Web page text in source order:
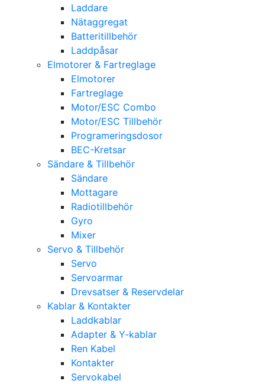
Laddare
Nätaggregat
Batteritillbehör
Laddpåsar
Elmotorer & Fartreglage
Elmotorer
Fartreglage
Motor/ESC Combo
Motor/ESC Tillbehör
Programeringsdosor
BEC-Kretsar
Sändare & Tillbehör
Sändare
Mottagare
Radiotillbehör
Gyro
Mixer
Servo & Tillbehör
Servo
Servoarmar
Drevsatser & Reservdelar
Kablar & Kontakter
Laddkablar
Adapter & Y-kablar
Ren Kabel
Kontakter
Servokabel